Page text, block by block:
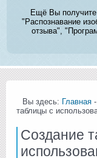
Ещё Вы
"Распознавание
отзыва",
Вы здесь: Главная -
таблицы с
Создание